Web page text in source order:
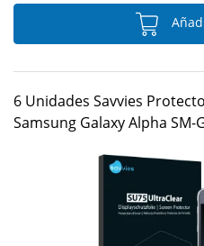
6 Unidades Savvies
Samsung Galaxy Alpha SM-